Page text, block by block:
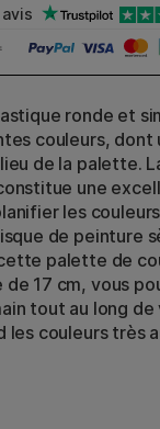
ronde et
couleurs, dont
de la palette.
une
les
de peinture
palette de
de 17 cm, vous
tout au long
les couleurs très